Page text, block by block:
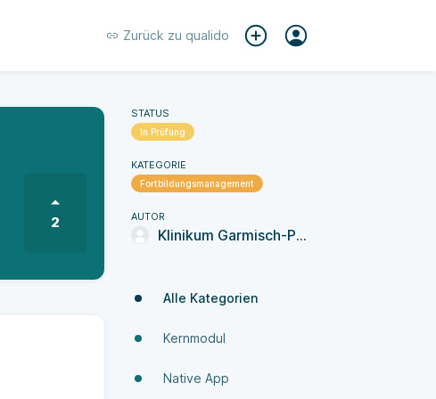
Zurück zu qualido
2
STATUS
In Prüfung
KATEGORIE
Fortbildungsmanagement
AUTOR
Klinikum Garmisch-Partenkirchen
Alle Kategorien
Kernmodul
Native App